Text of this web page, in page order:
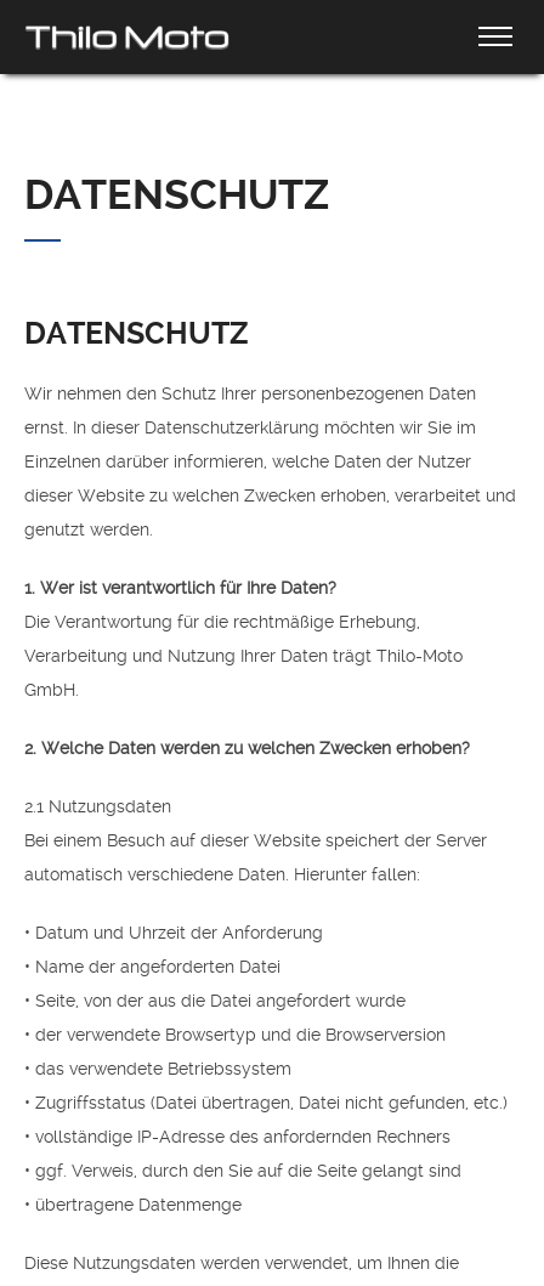
DATENSCHUTZ
DATENSCHUTZ
Wir nehmen den Schutz Ihrer personenbezogenen Daten
ernst. In dieser Datenschutzerklärung möchten wir Sie im
Einzelnen darüber informieren, welche Daten der Nutzer
dieser Website zu welchen Zwecken erhoben, verarbeitet und
genutzt werden.
1. Wer ist verantwortlich für Ihre Daten?
Die Verantwortung für die rechtmäßige Erhebung,
Verarbeitung und Nutzung Ihrer Daten trägt Thilo-Moto
GmbH.
2. Welche Daten werden zu welchen Zwecken erhoben?
2.1 Nutzungsdaten
Bei einem Besuch auf dieser Website speichert der Server
automatisch verschiedene Daten. Hierunter fallen:
• Datum und Uhrzeit der Anforderung
• Name der angeforderten Datei
• Seite, von der aus die Datei angefordert wurde
• der verwendete Browsertyp und die Browserversion
• das verwendete Betriebssystem
• Zugriffsstatus (Datei übertragen, Datei nicht gefunden, etc.)
• vollständige IP-Adresse des anfordernden Rechners
• ggf. Verweis, durch den Sie auf die Seite gelangt sind
• übertragene Datenmenge
Diese Nutzungsdaten werden verwendet, um Ihnen die